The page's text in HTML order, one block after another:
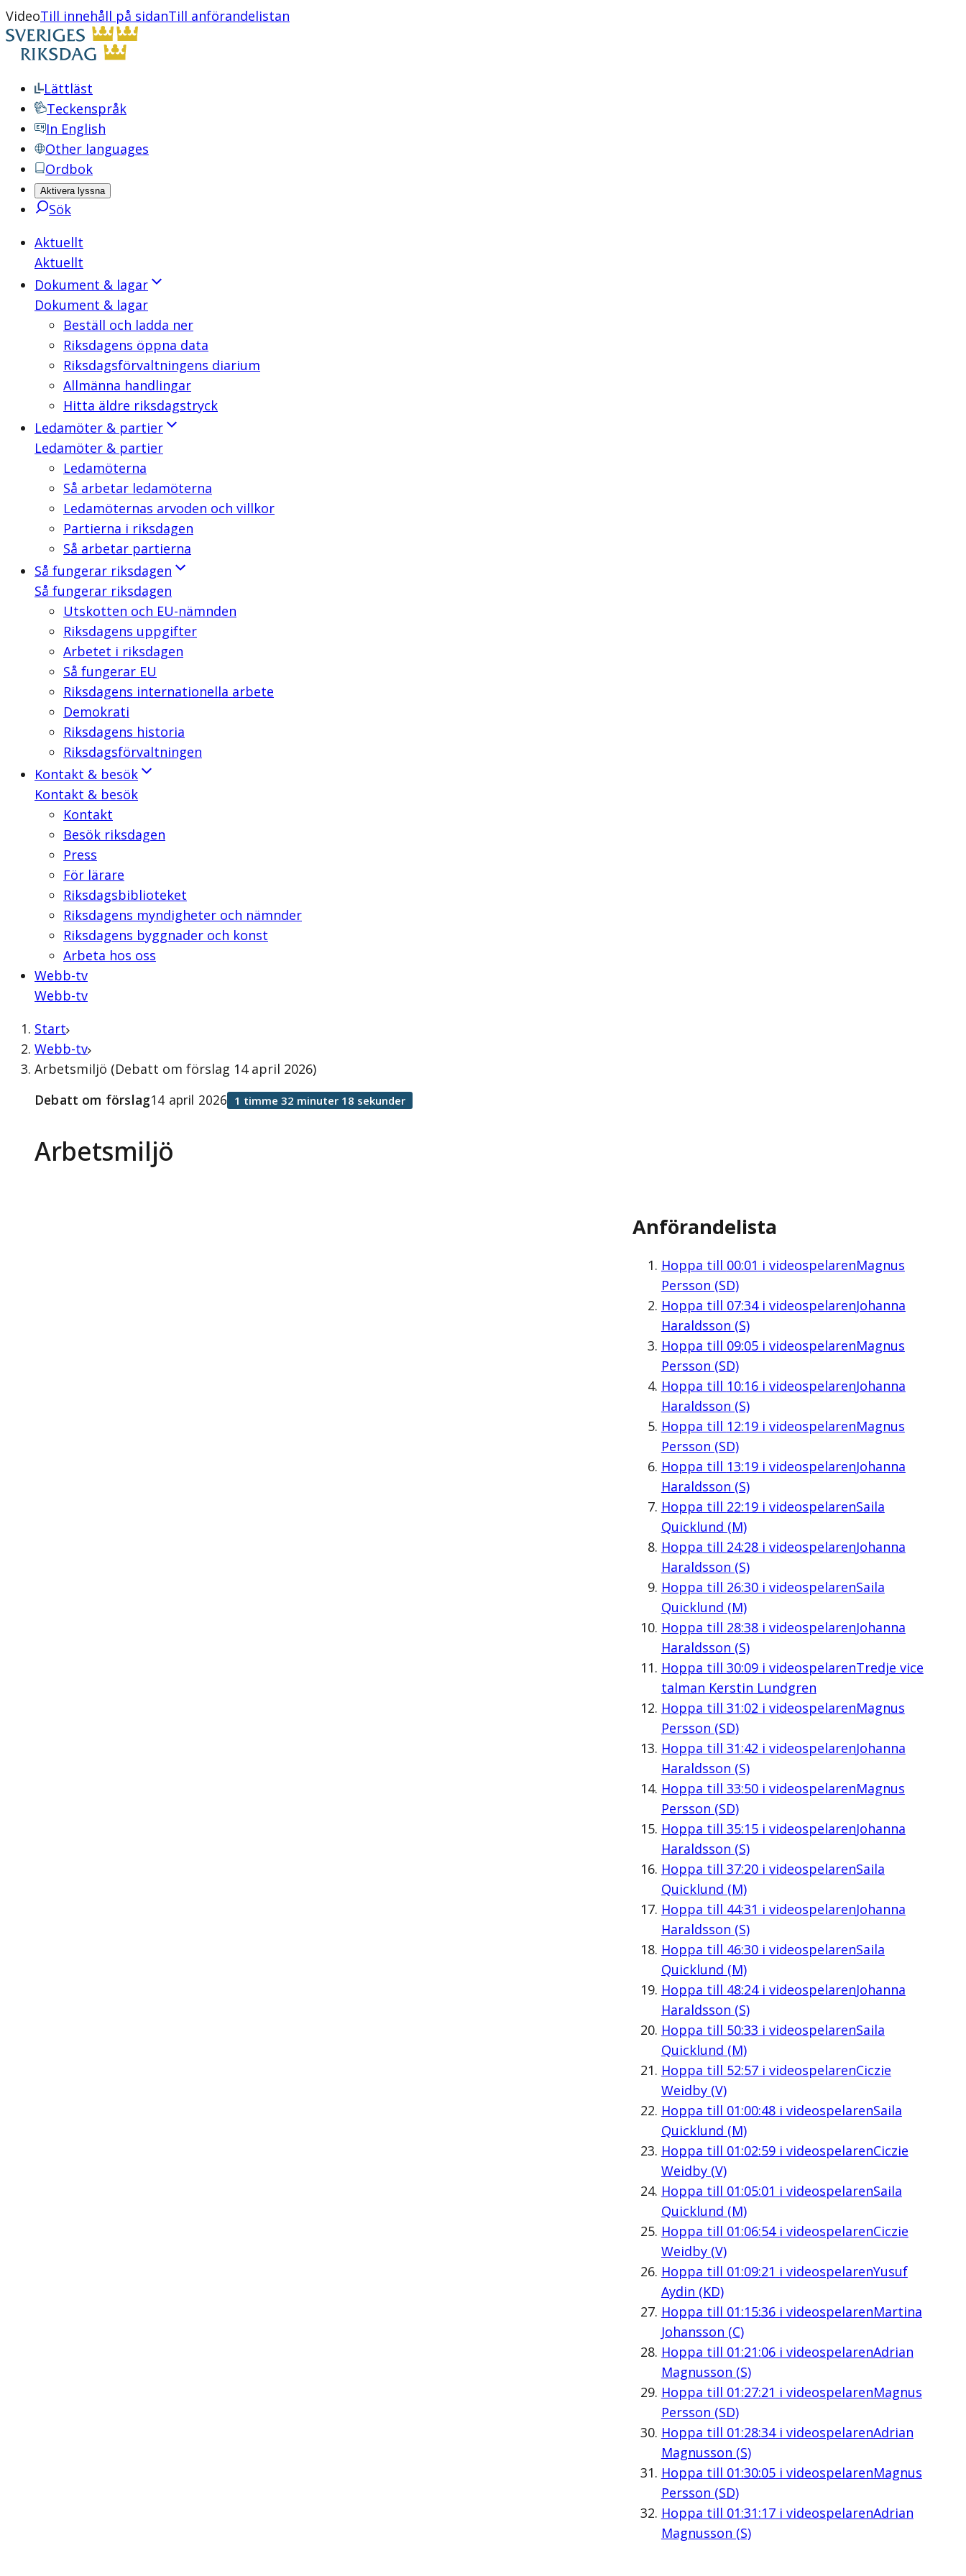
VideoTill innehåll på sidanTill anförandelistan
Lättläst
Teckenspråk
In English
Other languages
Ordbok
Aktivera lyssna
Sök
Aktuellt
Aktuellt
Dokument & lagar
Dokument & lagar
Beställ och ladda ner
Riksdagens öppna data
Riksdagsförvaltningens diarium
Allmänna handlingar
Hitta äldre riksdagstryck
Ledamöter & partier
Ledamöter & partier
Ledamöterna
Så arbetar ledamöterna
Ledamöternas arvoden och villkor
Partierna i riksdagen
Så arbetar partierna
Så fungerar riksdagen
Så fungerar riksdagen
Utskotten och EU-nämnden
Riksdagens uppgifter
Arbetet i riksdagen
Så fungerar EU
Riksdagens internationella arbete
Demokrati
Riksdagens historia
Riksdagsförvaltningen
Kontakt & besök
Kontakt & besök
Kontakt
Besök riksdagen
Press
För lärare
Riksdagsbiblioteket
Riksdagens myndigheter och nämnder
Riksdagens byggnader och konst
Arbeta hos oss
Webb-tv
Webb-tv
Start
Webb-tv
Arbetsmiljö (Debatt om förslag 14 april 2026)
Arbetsmiljö
Debatt om förslag14 april 2026 1 timme 32 minuter 18 sekunder
Anförandelista
Hoppa till 00:01 i videospelarenMagnus
Persson (SD)
Hoppa till 07:34i videospelarenJohanna
Haraldsson (S)
Hoppa till 09:05i videospelarenMagnus
Persson (SD)
Hoppa till 10:16i videospelarenJohanna
Haraldsson (S)
Hoppa till 12:19i videospelarenMagnus
Persson (SD)
Hoppa till 13:19i videospelarenJohanna
Haraldsson (S)
Hoppa till 22:19i videospelarenSaila
Quicklund (M)
Hoppa till 24:28i videospelarenJohanna
Haraldsson (S)
Hoppa till 26:30i videospelarenSaila
Quicklund (M)
Hoppa till 28:38i videospelarenJohanna
Haraldsson (S)
Hoppa till 30:09i videospelarenTredje vice
talman Kerstin Lundgren
Hoppa till 31:02 i videospelarenMagnus
Persson (SD)
Hoppa till 31:42 i videospelarenJohanna
Haraldsson (S)
Hoppa till 33:50i videospelarenMagnus
Persson (SD)
Hoppa till 35:15i videospelarenJohanna
Haraldsson (S)
Hoppa till 37:20i videospelarenSaila
Quicklund (M)
Hoppa till 44:31 i videospelarenJohanna
Haraldsson (S)
Hoppa till 46:30i videospelarenSaila
Quicklund (M)
Hoppa till 48:24i videospelarenJohanna
Haraldsson (S)
Hoppa till 50:33 i videospelarenSaila
Quicklund (M)
Hoppa till 52:57i videospelarenCiczie
Weidby (V)
Hoppa till 01:00:48i videospelarenSaila
Quicklund (M)
Hoppa till 01:02:59i videospelarenCiczie
Weidby (V)
Hoppa till 01:05:01 i videospelarenSaila
Quicklund (M)
Hoppa till 01:06:54i videospelarenCiczie
Weidby (V)
Hoppa till 01:09:21 i videospelarenYusuf
Aydin (KD)
Hoppa till 01:15:36i videospelarenMartina
Johansson (C)
Hoppa till 01:21:06i videospelarenAdrian
Magnusson (S)
Hoppa till 01:27:21 i videospelarenMagnus
Persson (SD)
Hoppa till 01:28:34i videospelarenAdrian
Magnusson (S)
Hoppa till 01:30:05i videospelarenMagnus
Persson (SD)
Hoppa till 01:31:17i videospelarenAdrian
Magnusson (S)